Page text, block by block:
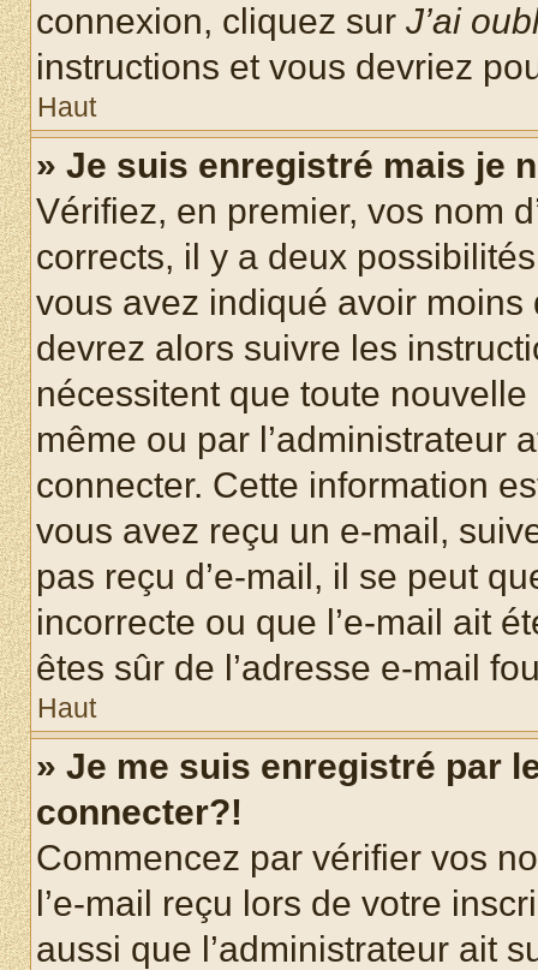
connexion, cliquez sur J’ai
instructions et vous devriez
Haut
» Je suis enregistré mais je
Vérifiez, en premier, vos nom
corrects, il y a deux
vous avez indiqué avoir moins
devrez alors suivre les
nécessitent que toute
même ou par l’administrateur
connecter. Cette information
vous avez reçu un e-mail,
pas reçu d’e-mail, il se peut
incorrecte ou que l’e-mail ait
êtes sûr de l’adresse e-mail
Haut
» Je me suis enregistré par
connecter?!
Commencez par vérifier vos
l’e-mail reçu lors de votre
aussi que l’administrateur ait